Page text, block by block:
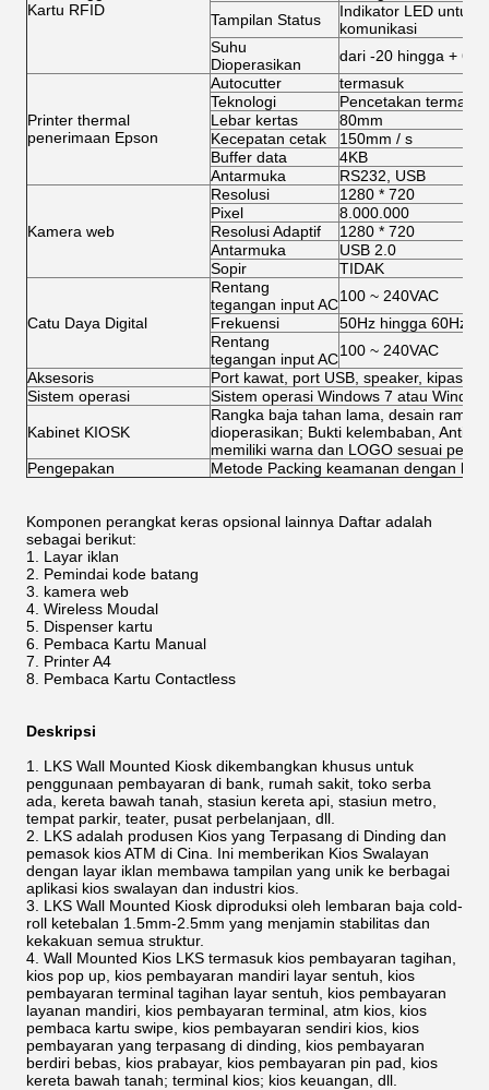
Kartu RFID
Tampilan Status
Indikator LED untuk
komunikasi
Suhu
Dioperasikan
dari -20 hingga +
Printer thermal
penerimaan Epson
Autocutter
termasuk
Teknologi
Pencetakan termal
Lebar kertas
80mm
Kecepatan cetak
150mm / s
Buffer data
4KB
Antarmuka
RS232, USB
Kamera web
Resolusi
1280 * 720
Pixel
8.000.000
Resolusi Adaptif
1280 * 720
Antarmuka
USB 2.0
Sopir
TIDAK
Catu Daya Digital
Rentang
tegangan input AC100 ~ 240VAC
Frekuensi
50Hz hingga 60Hz
Rentang
tegangan input AC100 ~ 240VAC
Aksesoris
Port kawat, port USB, speaker, kipas,
Sistem operasi
Sistem operasi Windows 7 atau
Kabinet KIOSK
Rangka baja tahan lama, desain
dioperasikan; Bukti kelembaban,
memiliki warna dan LOGO sesuai
Pengepakan
Metode Packing keamanan dengan
Komponen perangkat keras opsional lainnya Daftar adalah
sebagai berikut:
Layar iklan
Pemindai kode batang
kamera web
Wireless Moudal
Dispenser kartu
Pembaca Kartu Manual
Printer A4
Pembaca Kartu Contactless
Deskripsi
LKS Wall Mounted Kiosk dikembangkan khusus untuk
penggunaan pembayaran di bank, rumah sakit, toko serba
ada, kereta bawah tanah, stasiun kereta api, stasiun metro,
tempat parkir, teater, pusat perbelanjaan, dll.
LKS adalah produsen Kios yang Terpasang di Dinding dan
pemasok kios ATM di Cina. Ini memberikan Kios Swalayan
dengan layar iklan membawa tampilan yang unik ke berbagai
aplikasi kios swalayan dan industri kios.
LKS Wall Mounted Kiosk diproduksi oleh lembaran baja cold-
roll ketebalan 1.5mm-2.5mm yang menjamin stabilitas dan
kekakuan semua struktur.
Wall Mounted Kios LKS termasuk kios pembayaran tagihan,
kios pop up, kios pembayaran mandiri layar sentuh, kios
pembayaran terminal tagihan layar sentuh, kios pembayaran
layanan mandiri, kios pembayaran terminal, atm kios, kios
pembaca kartu swipe, kios pembayaran sendiri kios, kios
pembayaran yang terpasang di dinding, kios pembayaran
berdiri bebas, kios prabayar, kios pembayaran pin pad, kios
kereta bawah tanah; terminal kios; kios keuangan, dll.